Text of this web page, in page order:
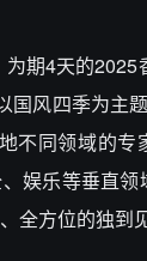
为期4天的2025
国风四季为主
不同领域的专
娱乐等垂直
全方位的独到